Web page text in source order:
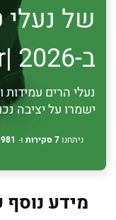
של נעלי
ב-2026 |Finder קונים חכם
נעלי הרים
ישמרו על יציבה
ניתחנו7 סקירות ו- 981 ביקורות
מידע נוסף